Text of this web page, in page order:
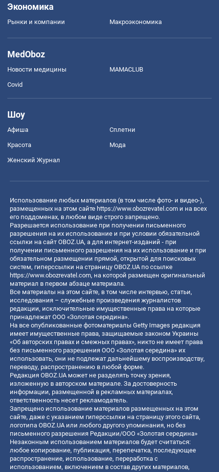
Экономика
Рынки и компании Mакроэкономика
MedOboz
Новости медицины MAMACLUB
Covid
Шоу
Афиша Сплетни
Красота Мода
Женский Журнал
Использование любых материалов (в том числе фото- и видео-),
размещенных на этом сайте https://www.obozrevatel.com и на всех
его поддоменах, в любом виде строго запрещено.
Разрешается использование при получении письменного
разрешения на их использование и при условии обязательной
ссылки на сайт OBOZ.UA, а для интернет-изданий - при
получении письменного разрешения на их использование и при
обязательном размещении прямой, открытой для поисковых
систем, гиперссылки на страницу OBOZ.UA по ссылке
https://www.obozrevatel.com, на которой размещен оригинальный
материал в первом абзаце материала.
Все материалы на этом сайте, в том числе интервью, статьи,
исследования – служебные произведения журналистов
редакции, исключительные имущественные права на которые
принадлежат ООО «Золотая середина».
На все опубликованные фотоматериалы Getty Images редакция
имеет имущественные права, защищаемые законом Украины
«Об авторских правах и смежных правах», никто не имеет права
без письменного разрешения ООО «Золотая середина» их
использовать, они не подлежат дальнейшему воспроизводству,
переводу, распространению в любой форме.
Редакция OBOZ.UA может не разделять точку зрения,
изложенную в авторском материале. За достоверность
информации, размещенной в рекламных материалах,
ответственность несет рекламодатель.
Запрещено использование материалов размещенных на этом
сайте, даже с указанием гиперссылки на страницу этого сайта,
логотипа OBOZ.UA или любого другого упоминания, но без
письменного разрешения Редакции/ООО «Золотая середина»
Незаконным использованием материалов будет считаться:
любое копирование, публикация, перепечатка, последующее
распространение, использование, переработка с
использованием, включением в состав других материалов,